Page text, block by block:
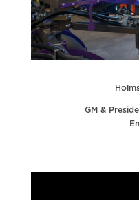
GM &